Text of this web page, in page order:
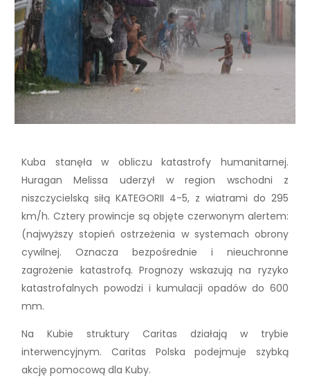
Kuba stanęła w obliczu katastrofy humanitarnej.
Huragan Melissa uderzył w region wschodni z
niszczycielską siłą KATEGORII 4-5, z wiatrami do 295
km/h. Cztery prowincje są objęte czerwonym alertem:
(najwyższy stopień ostrzeżenia w systemach obrony
cywilnej. Oznacza bezpośrednie i nieuchronne
zagrożenie katastrofą. Prognozy wskazują na ryzyko
katastrofalnych powodzi i kumulacji opadów do 600
mm.
Na Kubie struktury Caritas działają w trybie
interwencyjnym. Caritas Polska podejmuje szybką
akcję pomocową dla Kuby.